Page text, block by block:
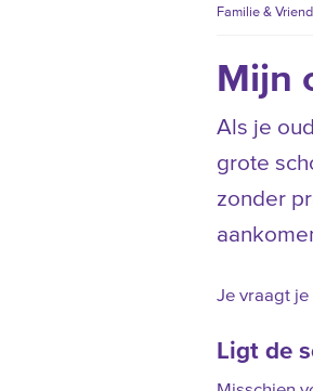
Familie &
Mijn
Als je
grote
zonder
Je vraagt je
Ligt de